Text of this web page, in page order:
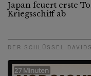
Japan feuert erste
Kriegsschiff ab
DER SCHLÜSSEL DAVIDS
27 Minuten